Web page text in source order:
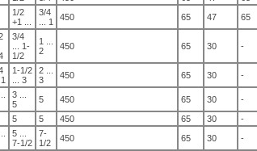
1/2
+1 ...
3/4
... 1
450 65 47 65
3/4
... 1-
1/2
1 ...
2
450 65 30 -
1
1-1/2
... 3
2 ...
3
450 65 30 -
3 ...
5
5 450 65 30 -
5 5 450 65 30 -
5 ...
7-1/2
7-
1/2
450 65 30 -